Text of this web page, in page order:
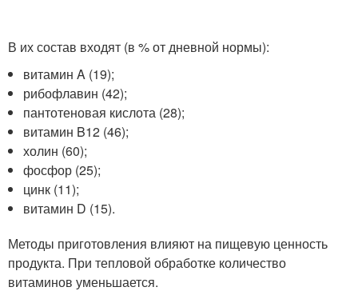
В их состав входят (в % от дневной нормы):
витамин A (19);
рибофлавин (42);
пантотеновая кислота (28);
витамин B12 (46);
холин (60);
фосфор (25);
цинк (11);
витамин D (15).
Методы приготовления влияют на пищевую ценность
продукта. При тепловой обработке количество
витаминов уменьшается.